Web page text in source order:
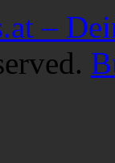
–